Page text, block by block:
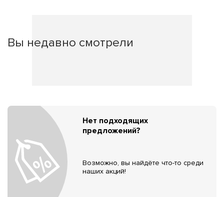
Вы недавно смотрели
Нет подходящих
предложений?
Возможно, вы найдёте что-то среди
наших акций!